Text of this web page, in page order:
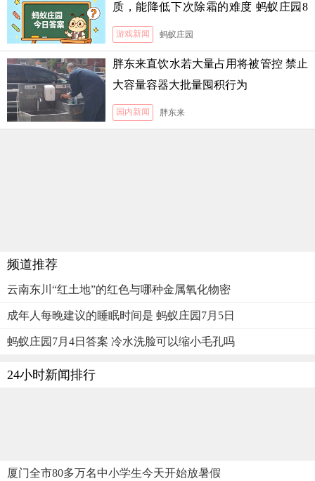
质，能降低下次除霜的难度 蚂蚁庄园8
月5日答案
游戏新闻 蚂蚁庄园
胖东来直饮水若大量占用将被管控 禁止
大容量容器大批量囤积行为
国内新闻 胖东来
频道推荐
云南东川“红土地”的红色与哪种金属氧化物密
成年人每晚建议的睡眠时间是 蚂蚁庄园7月5日
蚂蚁庄园7月4日答案 冷水洗脸可以缩小毛孔吗
24小时新闻排行
厦门全市80多万名中小学生今天开始放暑假